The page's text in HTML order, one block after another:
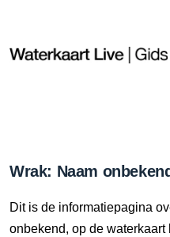
Wrak: Naam onbekend
Dit is de informatiepagina
onbekend, op de